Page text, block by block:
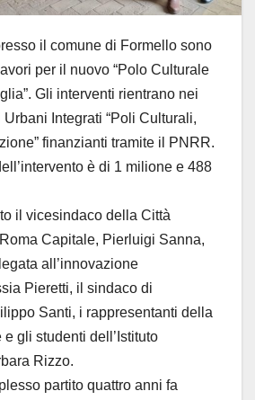
il comune di Formello sono
per il nuovo “Polo Culturale
Gli interventi rientrano nei
Integrati “Poli Culturali,
finanzianti tramite il PNRR.
è di 1 milione e 488
il vicesindaco della Città
Capitale, Pierluigi Sanna,
all’innovazione
Pieretti, il sindaco di
Santi, i rappresentanti della
gli studenti dell’Istituto
Rizzo.
partito quattro anni fa